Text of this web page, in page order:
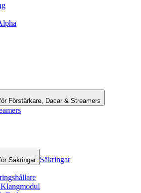
Förstärkare, Dacar & Streamers
Säkringar Säkringar